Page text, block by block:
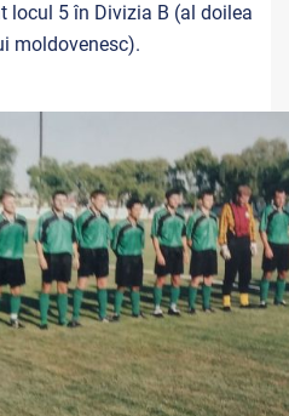
locul 5 în Divizia B (al doilea
moldovenesc).